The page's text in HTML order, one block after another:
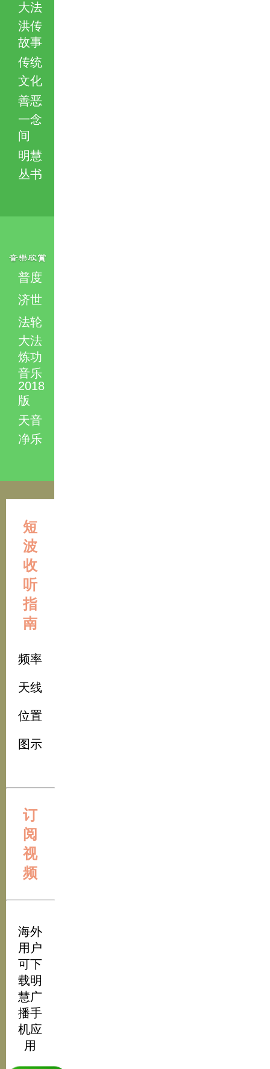
大法
洪传
故事
传统
文化
善恶
一念
间
明慧
丛书
普度
济世
法轮
大法
炼功
音乐
2018
版
天音
净乐
短
波
收
听
指
南
频率
天线
位置
图示
订
阅
视
频
海外
用户
可下
载明
慧广
播手
机应
用